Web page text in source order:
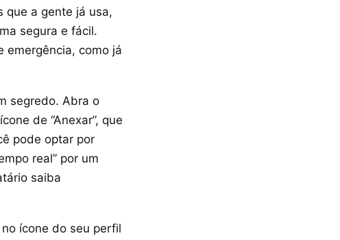
que a gente já usa,
segura e fácil.
emergência, como já
segredo. Abra o
de “Anexar”, que
pode optar por
real” por um
saiba
ícone do seu perfil